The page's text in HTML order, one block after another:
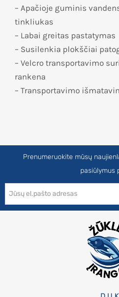
– Apačioje guminis
tinkliukas
– Labai greitas pastatymas
– Susilenkia plokščiai
– Velcro transportavimo
rankena
– Transportavimo
Prenumeruokite mūsų
pasiūlymus